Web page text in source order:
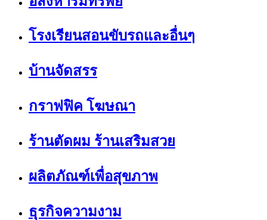
โรงเรียนสอนขับรถและอื่นๆ
บ้านจัดสรร
กราฟฟิค โฆษณา
ร้านตัดผม ร้านเสริมสวย
ผลิตภัณฑ์เพื่อสุขภาพ
ธุรกิจความงาม